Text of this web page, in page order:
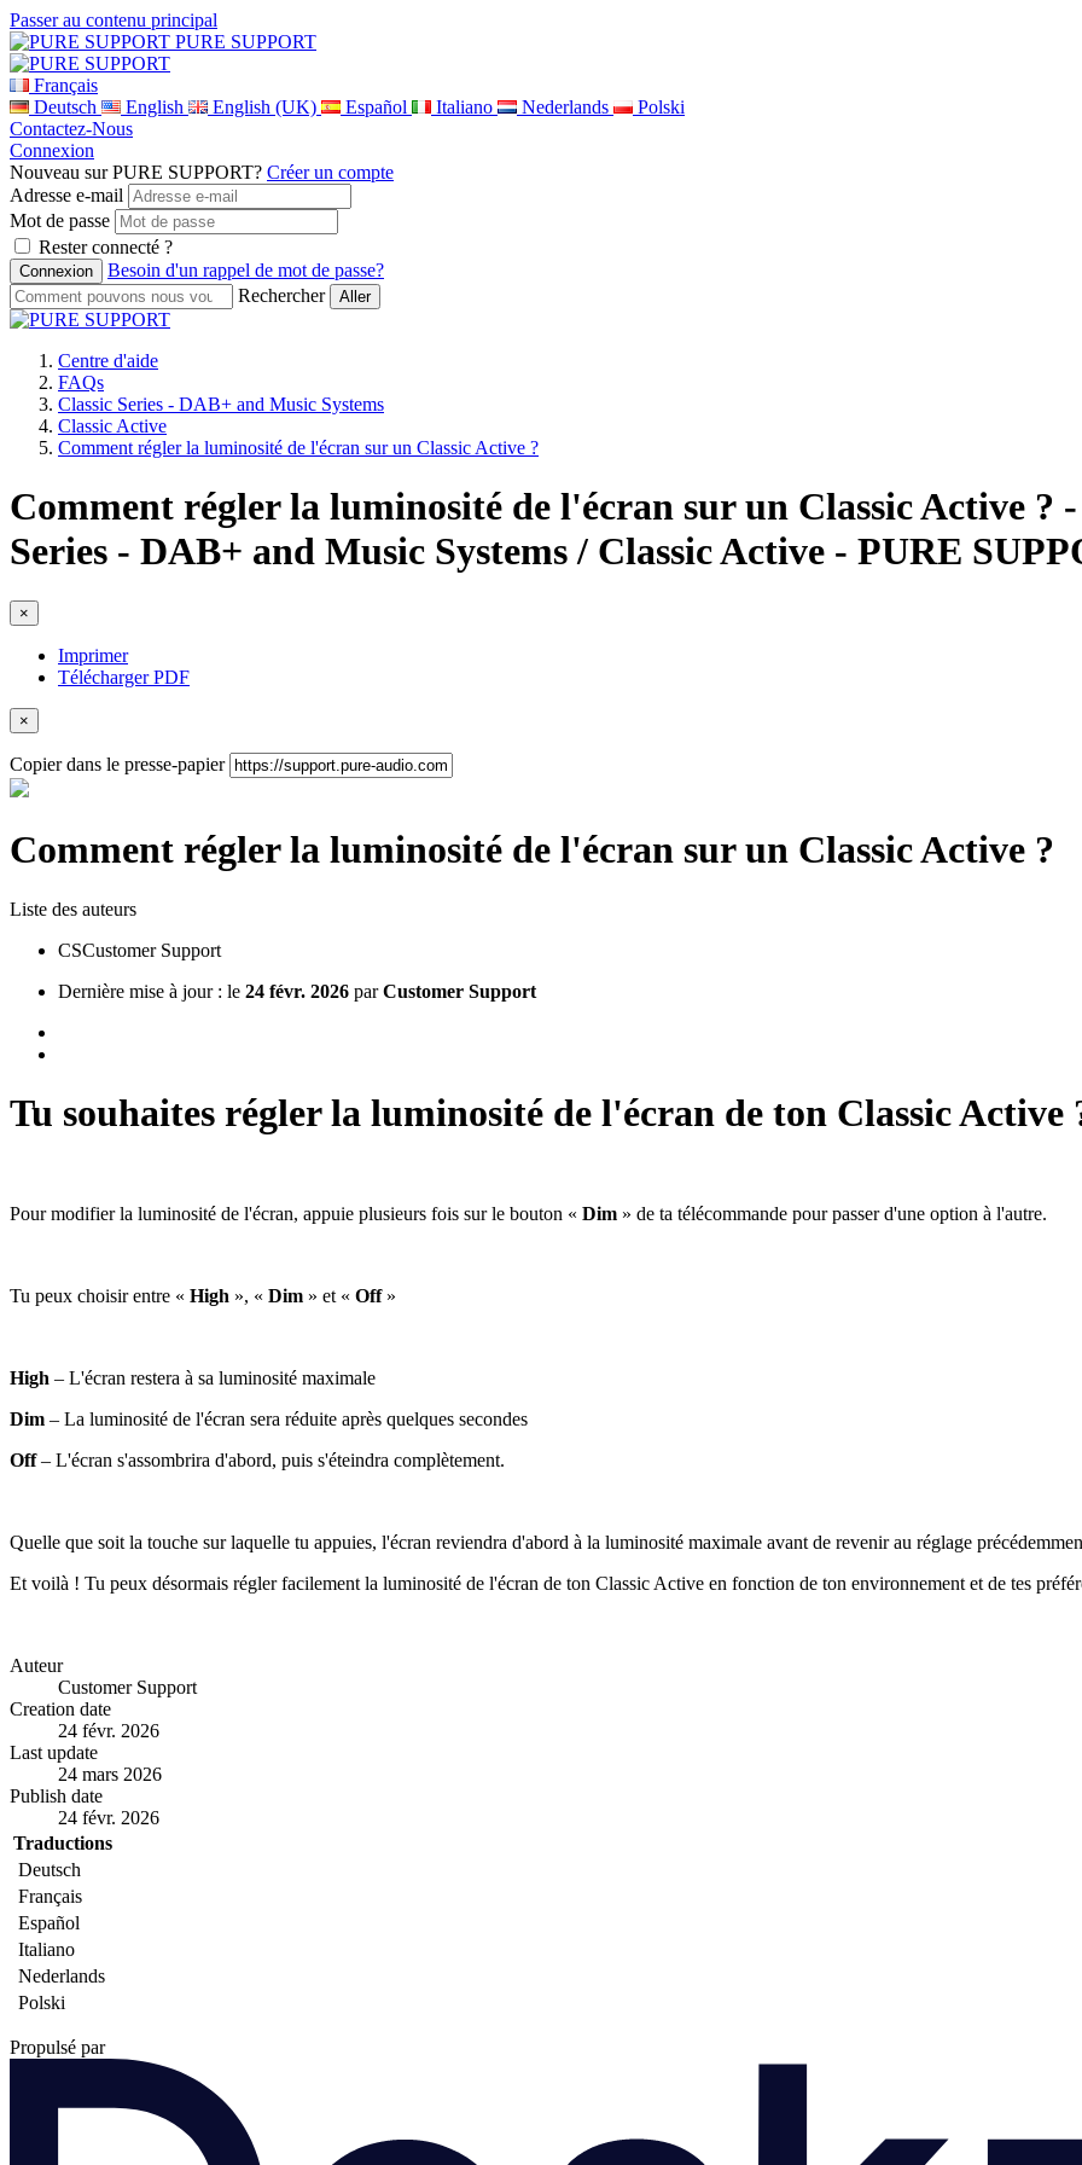
Passer au contenu principal
PURE SUPPORT
Français
Deutsch
English English (UK) Español Italiano Nederlands
Polski
Contactez-Nous
Connexion
Nouveau sur PURE SUPPORT? Créer un compte
Adresse e-mail
Mot de passe
Rester connecté ?
Besoin d'un rappel de mot de passe?
Rechercher
Centre d'aide
FAQs
Classic Series - DAB+ and Music Systems
Classic Active
Comment régler la luminosité de l'écran sur un Classic Active ?
Comment régler la luminosité de l'écran sur un Classic Active ? -
Series - DAB+ and Music Systems / Classic Active - PURE
×
Imprimer
Télécharger PDF
×
Copier dans le presse-papier
Comment régler la luminosité de l'écran sur un Classic Active ?
Liste des auteurs
CSCustomer Support
Dernière mise à jour : le 24 févr. 2026 parCustomer Support
Tu souhaites régler la luminosité de l'écran de ton Classic Active
Pour modifier la luminosité de l'écran, appuie plusieurs fois sur le bouton « Dim » de ta télécommande pour passer d'une option à l'autre.
Tu peux choisir entre « High », « Dim » et « Off»
High – L'écran restera à sa luminosité maximale
Dim – La luminosité de l'écran sera réduite après quelques secondes
Off– L'écran s'assombrira d'abord, puis s'éteindra complètement.
Quelle que soit la touche sur laquelle tu appuies, l'écran reviendra d'abord à la luminosité maximale avant de revenir au réglage
Et voilà ! Tu peux désormais régler facilement la luminosité de l'écran de ton Classic Active en fonction de ton environnement et de tes
Auteur
Customer Support
Creation date
24 févr. 2026
Last update
24 mars 2026
Publish date
24 févr. 2026
Traductions
Deutsch
Français
Español
Italiano
Nederlands
Polski
Propulsé par